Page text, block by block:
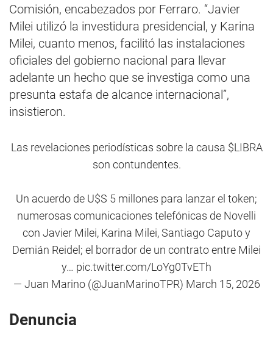
Comisión, encabezados por Ferraro. “Javier
Milei utilizó la investidura presidencial, y Karina
Milei, cuanto menos, facilitó las instalaciones
oficiales del gobierno nacional para llevar
adelante un hecho que se investiga como una
presunta estafa de alcance internacional”,
insistieron.
Las revelaciones periodísticas sobre la causa $LIBRA
son contundentes.
Un acuerdo de U$S 5 millones para lanzar el token;
numerosas comunicaciones telefónicas de Novelli
con Javier Milei, Karina Milei, Santiago Caputo y
Demián Reidel; el borrador de un contrato entre Milei
y… pic.twitter.com/LoYg0TvETh
— Juan Marino (@JuanMarinoTPR) March 15, 2026
Denuncia